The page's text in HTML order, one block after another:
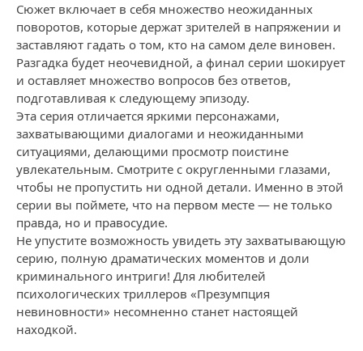
Сюжет включает в себя множество неожиданных
поворотов, которые держат зрителей в напряжении и
заставляют гадать о том, кто на самом деле виновен.
Разгадка будет неочевидной, а финал серии шокирует
и оставляет множество вопросов без ответов,
подготавливая к следующему эпизоду.
Эта серия отличается яркими персонажами,
захватывающими диалогами и неожиданными
ситуациями, делающими просмотр поистине
увлекательным. Смотрите с округленными глазами,
чтобы не пропустить ни одной детали. Именно в этой
серии вы поймете, что на первом месте — не только
правда, но и правосудие.
Не упустите возможность увидеть эту захватывающую
серию, полную драматических моментов и доли
криминального интриги! Для любителей
психологических триллеров «Презумпция
невиновности» несомненно станет настоящей
находкой.